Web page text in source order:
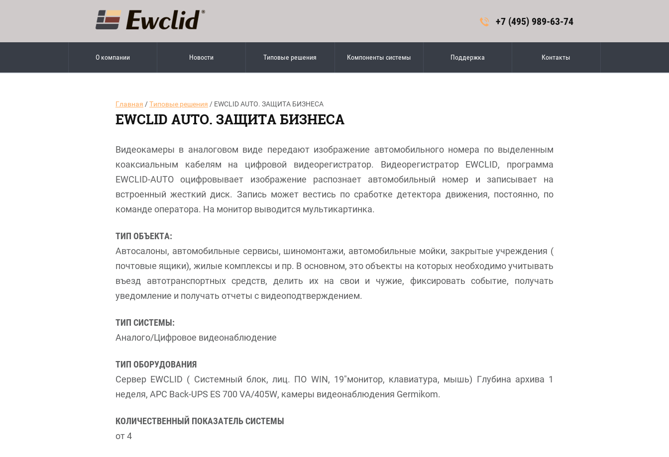
+7 (495) 989-63-74
О компании Новости Типовые решения Компоненты системы Поддержка Контакты
Главная /Типовые решения / EWCLID AUTO. ЗАЩИТА БИЗНЕСА
EWCLID AUTO. ЗАЩИТА БИЗНЕСА
Видеокамеры в аналоговом виде передают изображение автомобильного номера по выделенным
коаксиальным кабелям на цифровой видеорегистратор. Видеорегистратор EWCLID, программа
EWCLID-AUTO оцифровывает изображение распознает автомобильный номер и записывает на
встроенный жесткий диск. Запись может вестись по сработке детектора движения, постоянно, по
команде оператора. На монитор выводится мультикартинка.
ТИП ОБЪЕКТА:
Автосалоны, автомобильные сервисы, шиномонтажи, автомобильные мойки, закрытые учреждения (
почтовые ящики), жилые комплексы и пр. В основном, это объекты на которых необходимо учитывать
въезд автотранспортных средств, делить их на свои и чужие, фиксировать событие, получать
уведомление и получать отчеты с видеоподтверждением.
ТИП СИСТЕМЫ:
Аналого/Цифровое видеонаблюдение
ТИП ОБОРУДОВАНИЯ
Сервер EWCLID ( Системный блок, лиц. ПО WIN, 19"монитор, клавиатура, мышь) Глубина архива 1
неделя, APC Back-UPS ES 700 VA/405W, камеры видеонаблюдения Germikom.
КОЛИЧЕСТВЕННЫЙ ПОКАЗАТЕЛЬ СИСТЕМЫ
от 4